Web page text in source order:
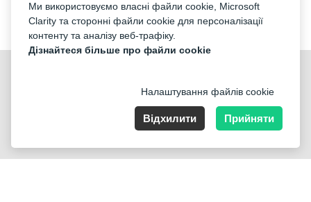
Контакти
Nummer der Firma: 40221 Düsseldorf, Registered address:
Ми використовуємо власні файли cookie, Microsoft
Clarity та сторонні файли cookie для персоналізації
контенту та аналізу веб-трафіку.
Дізнайтеся більше про файли cookie
Налаштування файлів cookie
Відхилити Прийняти